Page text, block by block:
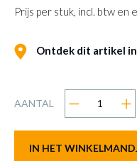
Prijs per stuk, incl. btw en
Ontdek dit artikel
AANTAL
IN HET